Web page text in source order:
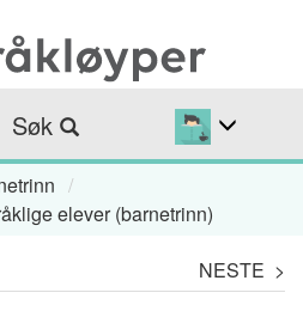
Søk
elever (barnetrinn)
NESTE >